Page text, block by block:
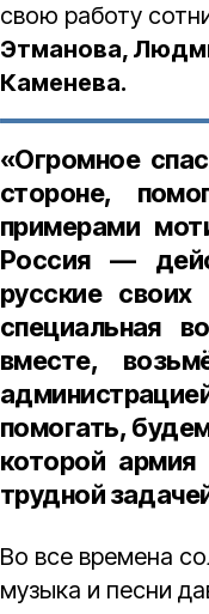
свою работу
Этманова,
Каменева.
«Огромное
стороне,
примерами
Россия —
русские
специальная
вместе,
помогать,
которой
трудной
Во все времена
музыка и песни